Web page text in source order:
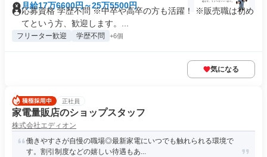
月給17万6600円～25万5500円
応募資格 学歴不問 ※中卒や高卒の方も活躍！ ※販売職は初め
てという方、歓迎します。...
フリーター歓迎 学歴不問 +6個
気になる
正社員
家電量販店のショップスタッフ
株式会社エディオン
働きやすさが自慢の職場◎最新家電にいつでも触れられる環境で
す。割引制度などの嬉しい待遇もあ...